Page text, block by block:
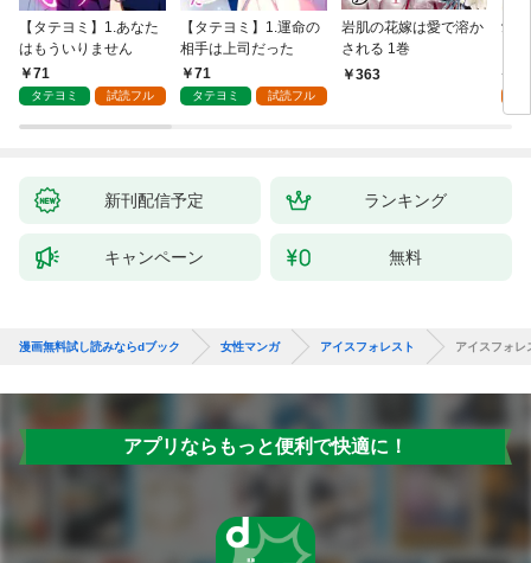
【タテヨミ】1.あなた
はもういりません
71
タテヨミ 試読フル
【タテヨミ】1.運命の
相手は上司だった
71
タテヨミ 試読フル
岩肌の花嫁は愛で溶か
される 1巻
363
愛
新刊配信予定 ランキング
キャンペーン 無料
漫画無料試し読みならdブック 女性マンガ アイスフォレスト アイスフォレ
アプリならもっと便利で快適に！